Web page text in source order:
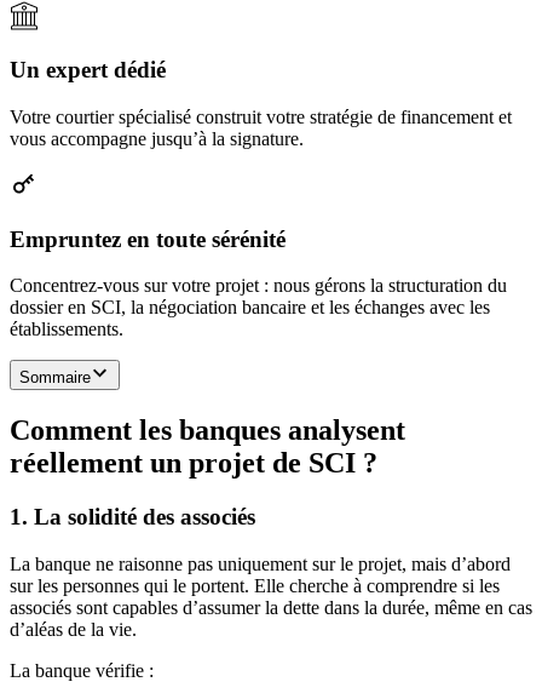
Un expert dédié
Votre courtier spécialisé construit votre stratégie de financement et
vous accompagne jusqu’à la signature.
Empruntez en toute sérénité
Concentrez-vous sur votre projet : nous gérons la structuration du
dossier en SCI, la négociation bancaire et les échanges avec les
établissements.
Sommaire
Comment les banques analysent
réellement un projet de SCI ?
1. La solidité des associés
La banque ne raisonne pas uniquement sur le projet, mais d’abord
sur les personnes qui le portent. Elle cherche à comprendre si les
associés sont capables d’assumer la dette dans la durée, même en cas
d’aléas de la vie.
La banque vérifie :